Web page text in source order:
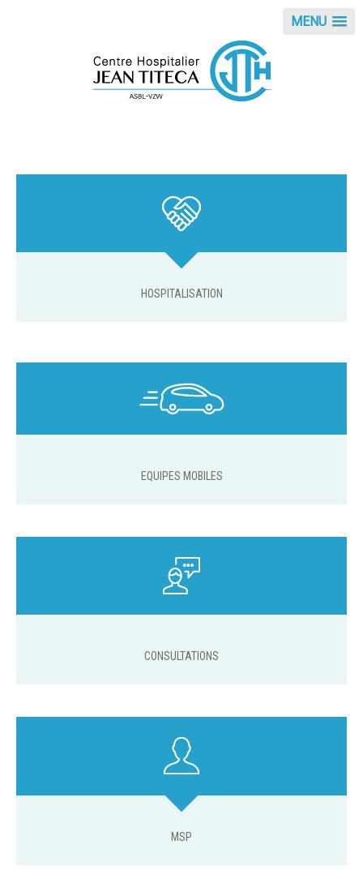
MENU
HOSPITALISATION
EQUIPES MOBILES
CONSULTATIONS
MSP